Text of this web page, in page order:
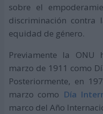
sobre el
discriminación contra
equidad de género.
Previamente la
marzo de 1911 como
Posteriormente, en
marzo como Día
marco del Año